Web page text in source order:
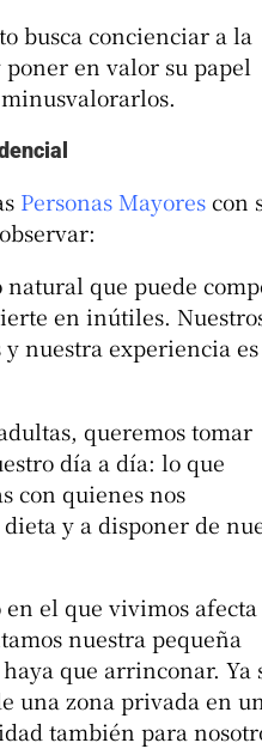
busca concienciar a la
poner en valor su papel
Personas Mayorescon
natural que puede
en inútiles.
nuestra experiencia
queremos tomar
día a día: lo que
con quienes nos
y a disponer de
en el que vivimos afecta
nuestra pequeña
que arrinconar. Ya
una zona privada en
también para